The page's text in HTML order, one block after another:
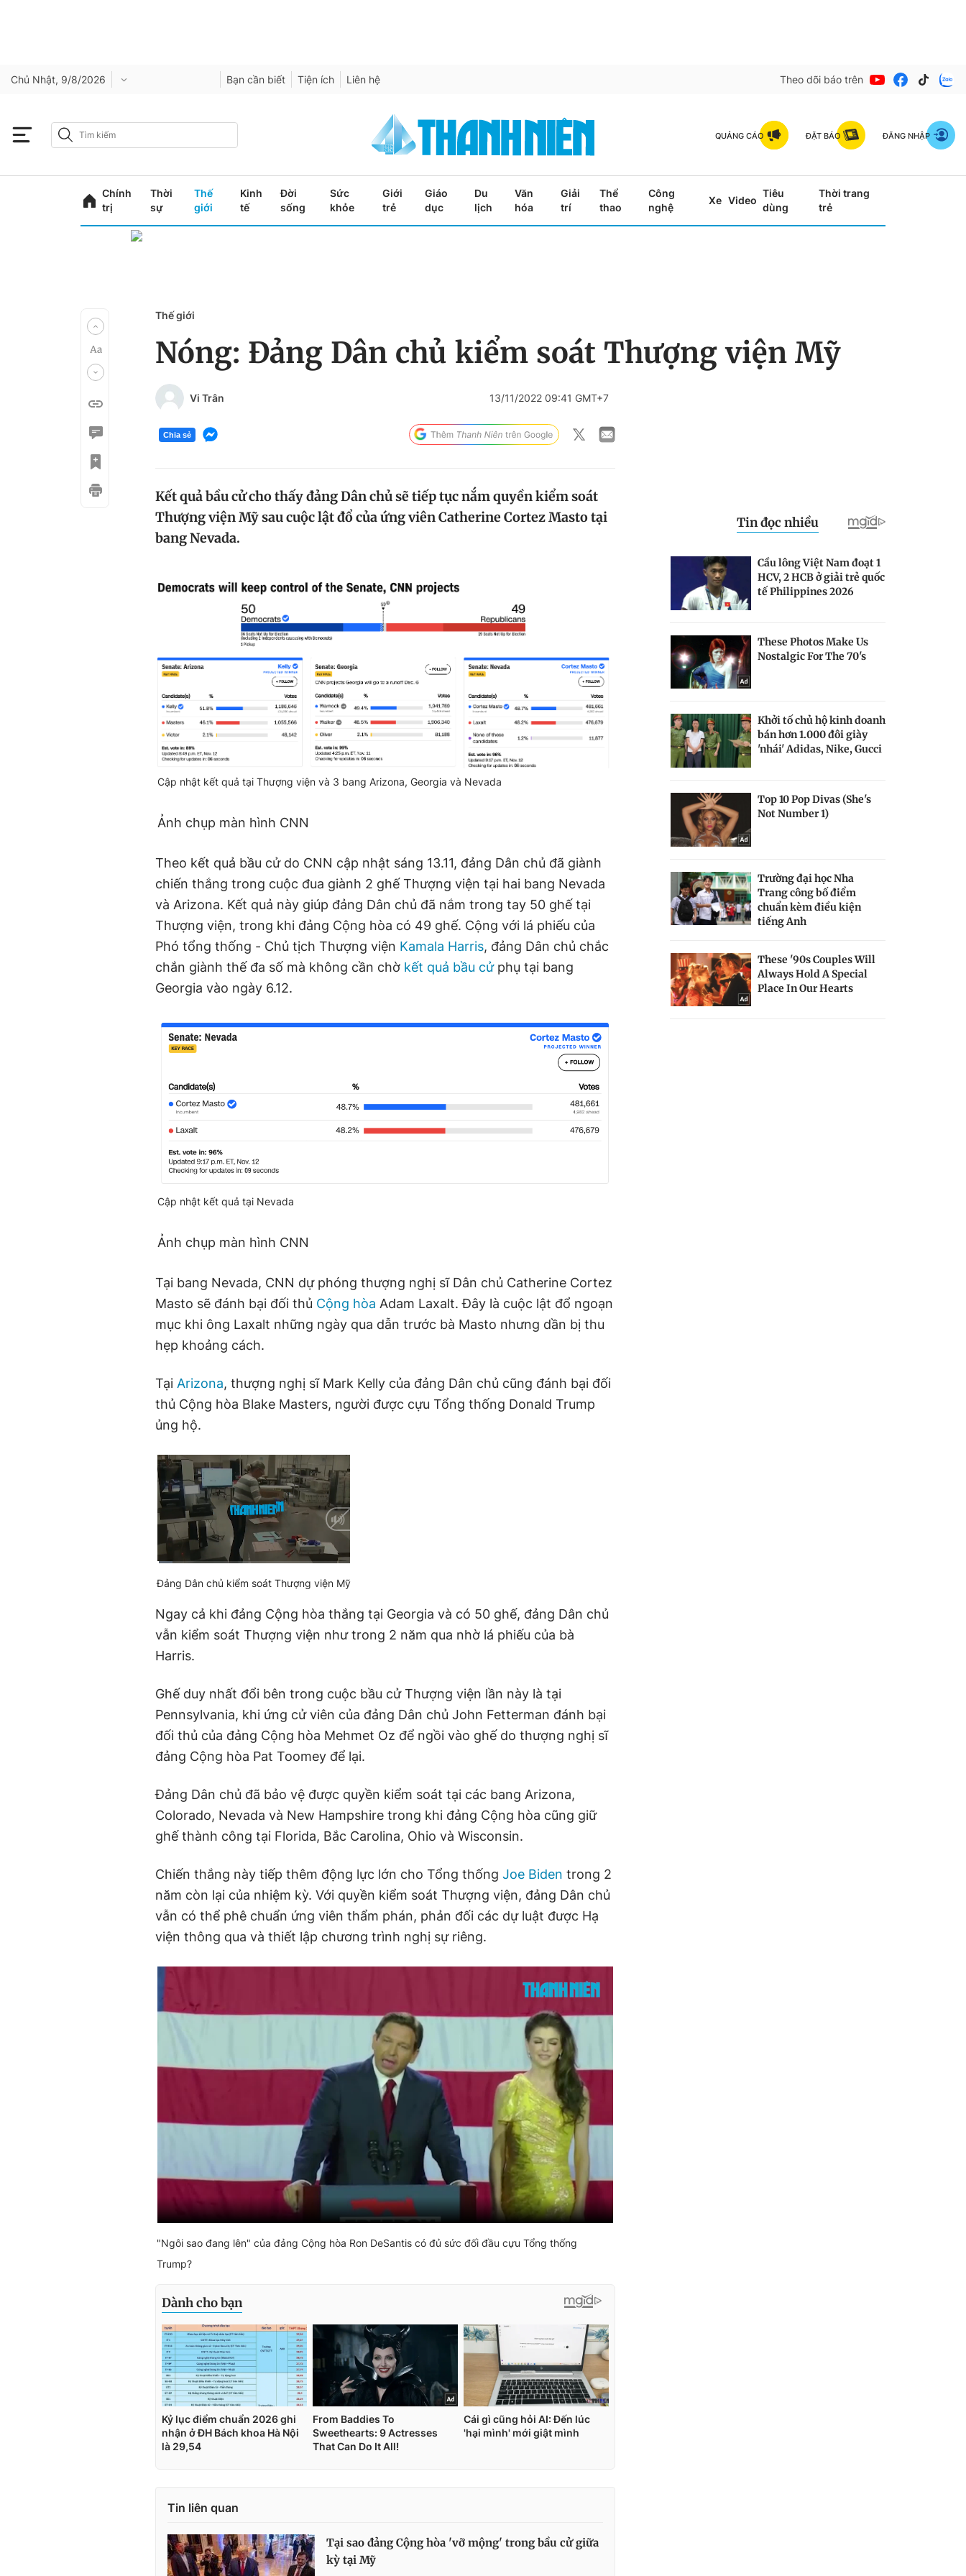
Chủ Nhật, 9/8/2026 Bạn cần biết Tiện ích Liên hệ Theo dõi báo trên
QUẢNG CÁO ĐẶT BÁO ĐĂNG NHẬP
Chính
trị
Thời
sự
Thế
giới
Kinh
tế
Đời
sống
Sức
khỏe
Giới
trẻ
Giáo
dục
Du
lịch
Văn
hóa
Giải
trí
Thể
thao
Công
nghệ
Xe Video
Tiêu
dùng
Thời trang
trẻ
Thế giới
Nóng: Đảng Dân chủ kiểm soát Thượng viện Mỹ
Vi Trân 13/11/2022 09:41 GMT+7
Chia sẻ
Kết quả bầu cử cho thấy đảng Dân chủ sẽ tiếp tục nắm quyền kiểm soát
Thượng viện Mỹ sau cuộc lật đổ của ứng viên Catherine Cortez Masto tại
bang Nevada.
Cập nhật kết quả tại Thượng viện và 3 bang Arizona, Georgia và Nevada
Ảnh chụp màn hình CNN
Theo kết quả bầu cử do CNN cập nhật sáng 13.11, đảng Dân chủ đã giành
chiến thắng trong cuộc đua giành 2 ghế Thượng viện tại hai bang Nevada
và Arizona. Kết quả này giúp đảng Dân chủ đã nắm trong tay 50 ghế tại
Thượng viện, trong khi đảng Cộng hòa có 49 ghế. Cộng với lá phiếu của
Phó tổng thống - Chủ tịch Thượng viện Kamala Harris, đảng Dân chủ chắc
chắn giành thế đa số mà không cần chờ kết quả bầu cửphụ tại bang
Georgia vào ngày 6.12.
Cập nhật kết quả tại Nevada
Ảnh chụp màn hình CNN
Tại bang Nevada, CNN dự phóng thượng nghị sĩ Dân chủ Catherine Cortez
Masto sẽ đánh bại đối thủ Cộng hòa Adam Laxalt. Đây là cuộc lật đổ ngoạn
mục khi ông Laxalt những ngày qua dẫn trước bà Masto nhưng dần bị thu
hẹp khoảng cách.
Tại Arizona, thượng nghị sĩ Mark Kelly của đảng Dân chủ cũng đánh bại đối
thủ Cộng hòa Blake Masters, người được cựu Tổng thống Donald Trump
ủng hộ.
Đảng Dân chủ kiểm soát Thượng viện Mỹ
Ngay cả khi đảng Cộng hòa thắng tại Georgia và có 50 ghế, đảng Dân chủ
vẫn kiểm soát Thượng viện như trong 2 năm qua nhờ lá phiếu của bà
Harris.
Ghế duy nhất đổi bên trong cuộc bầu cử Thượng viện lần này là tại
Pennsylvania, khi ứng cử viên của đảng Dân chủ John Fetterman đánh bại
đối thủ của đảng Cộng hòa Mehmet Oz để ngồi vào ghế do thượng nghị sĩ
đảng Cộng hòa Pat Toomey để lại.
Đảng Dân chủ đã bảo vệ được quyền kiểm soát tại các bang Arizona,
Colorado, Nevada và New Hampshire trong khi đảng Cộng hòa cũng giữ
ghế thành công tại Florida, Bắc Carolina, Ohio và Wisconsin.
Chiến thắng này tiếp thêm động lực lớn cho Tổng thống Joe Biden trong 2
năm còn lại của nhiệm kỳ. Với quyền kiểm soát Thượng viện, đảng Dân chủ
vẫn có thể phê chuẩn ứng viên thẩm phán, phản đối các dự luật được Hạ
viện thông qua và thiết lập chương trình nghị sự riêng.
"Ngôi sao đang lên" của đảng Cộng hòa Ron DeSantis có đủ sức đối đầu cựu Tổng thống
Trump?
Tin liên quan
Tại sao đảng Cộng hòa 'vỡ mộng' trong bầu cử giữa
kỳ tại Mỹ